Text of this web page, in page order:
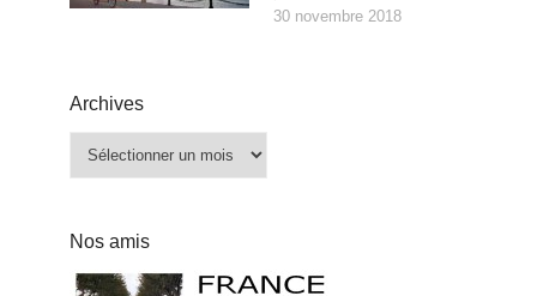
30 novembre 2018
Archives
Archives
Nos amis